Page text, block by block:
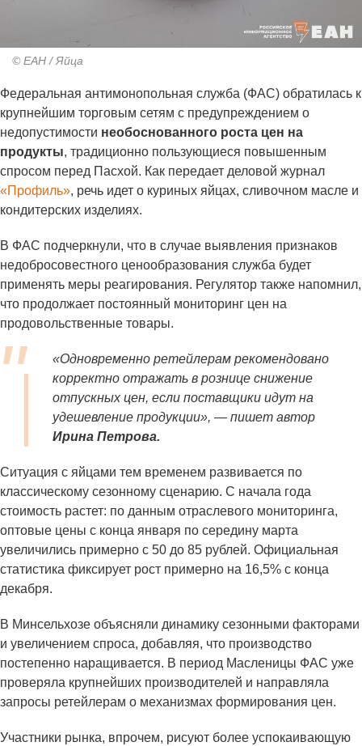
© ЕАН / Яйца
Федеральная антимонопольная служба (ФАС) обратилась к
крупнейшим торговым сетям с предупреждением о
недопустимости необоснованного роста цен на
продукты, традиционно пользующиеся повышенным
спросом перед Пасхой. Как передает деловой журнал
«Профиль», речь идет о куриных яйцах, сливочном масле и
кондитерских изделиях.
В ФАС подчеркнули, что в случае выявления признаков
недобросовестного ценообразования служба будет
применять меры реагирования. Регулятор также напомнил,
что продолжает постоянный мониторинг цен на
продовольственные товары.
«Одновременно ретейлерам рекомендовано
корректно отражать в рознице снижение
отпускных цен, если поставщики идут на
удешевление продукции», — пишет автор
Ирина Петрова.
Ситуация с яйцами тем временем развивается по
классическому сезонному сценарию. С начала года
стоимость растет: по данным отраслевого мониторинга,
оптовые цены с конца января по середину марта
увеличились примерно с 50 до 85 рублей. Официальная
статистика фиксирует рост примерно на 16,5% с конца
декабря.
В Минсельхозе объясняли динамику сезонными факторами
и увеличением спроса, добавляя, что производство
постепенно наращивается. В период Масленицы ФАС уже
проверяла крупнейших производителей и направляла
запросы ретейлерам о механизмах формирования цен.
Участники рынка, впрочем, рисуют более успокаивающую